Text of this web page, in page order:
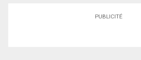
PUBLICITÉ